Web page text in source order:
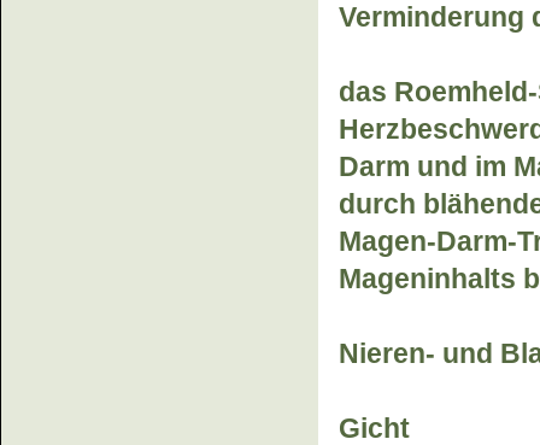
Verminderung
das
Darm und im
durch
Magen-Darm-
Mageninhalts
Nieren- und
Gicht